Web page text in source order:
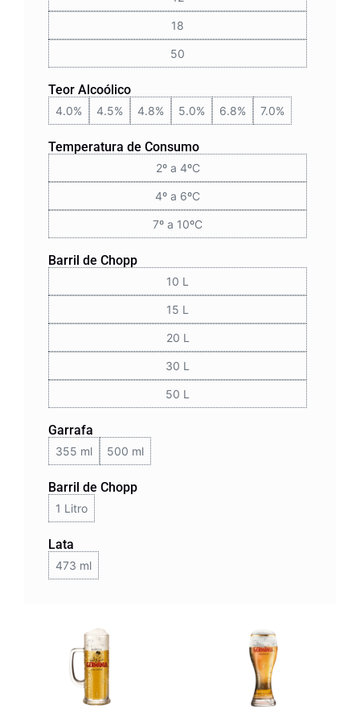
18
50
Teor Alcoólico
4.0% 4.5% 4.8% 5.0% 6.8% 7.0%
Temperatura de Consumo
2º a 4ºC
4º a 6ºC
7º a 10ºC
Barril de Chopp
10 L
15 L
20 L
30 L
50 L
Garrafa
355 ml 500 ml
Barril de Chopp
1 Litro
Lata
473 ml